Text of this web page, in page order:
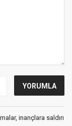
inançlara saldırı